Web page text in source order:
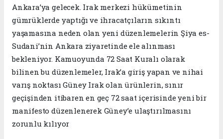
Ankara’ya gelecek. Irak merkezi hükümetinin
gümrüklerde yaptığı ve ihracatçıların sıkıntı
yaşamasına neden olan yeni düzenlemelerin Şiya es-
Sudani’nin Ankara ziyaretinde ele alınması
bekleniyor. Kamuoyunda 72 Saat Kuralı olarak
bilinen bu düzenlemeler, Irak’a giriş yapan ve nihai
varış noktası Güney Irak olan ürünlerin, sınır
geçişinden itibaren en geç 72 saat içerisinde yeni bir
manifesto düzenlenerek Güney’e ulaştırılmasını
zorunlu kılıyor